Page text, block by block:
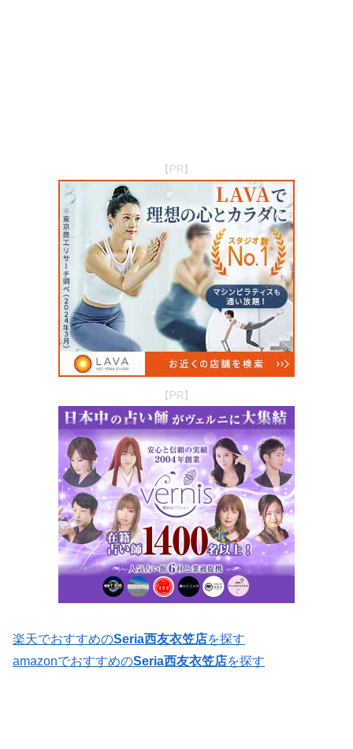
【PR】
【PR】
楽天でおすすめのSeria西友衣笠店を探す
amazonでおすすめのSeria西友衣笠店を探す